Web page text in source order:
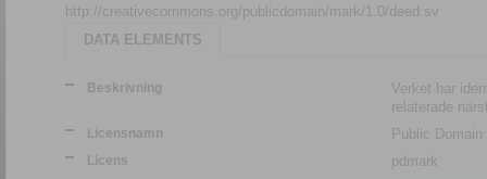
http://creativecommons.org/publicdomain/mark/1.0/deed.sv
DATA ELEMENTS
Beskrivning
Verket har
relaterade
Licensnamn Public Domain
Licens pdmark